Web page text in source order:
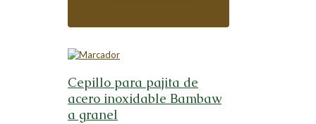
Cepillo para pajita de
acero inoxidable Bambaw
a granel